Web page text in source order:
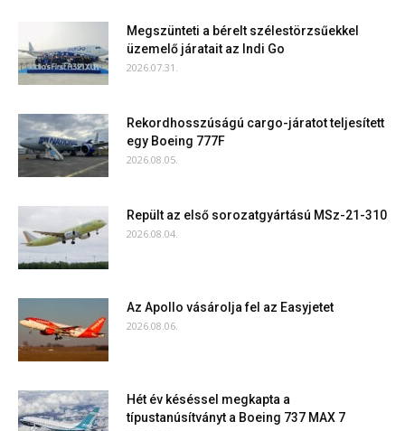
Megszünteti a bérelt szélestörzsűekkel
üzemelő járatait az Indi Go
2026.07.31.
Rekordhosszúságú cargo-járatot teljesített
egy Boeing 777F
2026.08.05.
Repült az első sorozatgyártású MSz-21-310
2026.08.04.
Az Apollo vásárolja fel az Easyjetet
2026.08.06.
Hét év késéssel megkapta a
típustanúsítványt a Boeing 737 MAX 7